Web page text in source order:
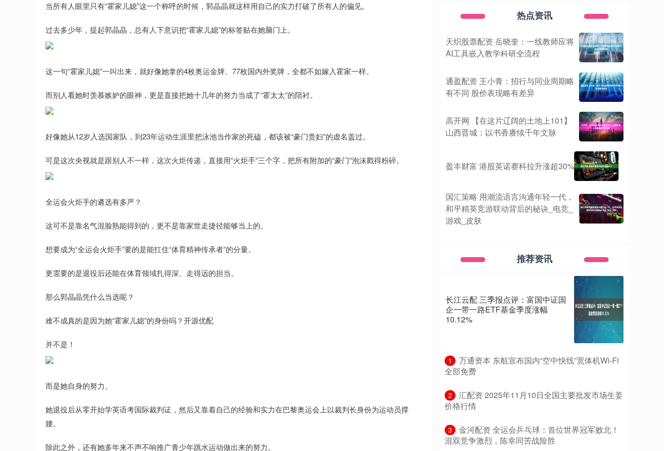
当所有人眼里只有“霍家儿媳”这一个称呼的时候，郭晶晶就这样用自己的实力打破了所有人的偏见。
过去多少年，提起郭晶晶，总有人下意识把“霍家儿媳”的标签贴在她脑门上。
这一句“霍家儿媳”一叫出来，就好像她拿的4枚奥运金牌、77枚国内外奖牌，全都不如嫁入霍家一样。
而别人看她时羡慕嫉妒的眼神，更是直接把她十几年的努力当成了“霍太太”的陪衬。
好像她从12岁入选国家队，到23年运动生涯里把泳池当作家的死磕，都该被“豪门贵妇”的虚名盖过。
可是这次央视就是跟别人不一样，这次火炬传递，直接用“火炬手”三个字，把所有附加的“豪门”泡沫戳得粉碎。
全运会火炬手的遴选有多严？
这可不是靠名气混脸熟能得到的，更不是靠家世走捷径能够当上的。
想要成为“全运会火炬手”要的是能扛住“体育精神传承者”的分量。
更需要的是退役后还能在体育领域扎得深、走得远的担当。
那么郭晶晶凭什么当选呢？
难不成真的是因为她“霍家儿媳”的身份吗？开源优配
并不是！
而是她自身的努力。
她退役后从零开始学英语考国际裁判证，然后又靠着自己的经验和实力在巴黎奥运会上以裁判长身份为运动员撑
腰。
除此之外，还有她多年来不声不响推广青少年跳水运动做出来的努力。
热点资讯
天织股票配资 岳晓奎：一线教师应将
AI工具嵌入教学科研全流程
通盈配资 王小青：招行与同业周期略
有不同 股价表现略有差异
高开网 【在这片辽阔的土地上101】
山西晋城：以书香赓续千年文脉
盈丰财富 港股英诺赛科拉升涨超30%
国汇策略 用潮流语言沟通年轻一代，
和平精英竞游联动背后的秘诀_电竞_
游戏_皮肤
推荐资讯
长江云配 三季报点评：富国中证国
企一带一路ETF基金季度涨幅
10.12%
1
​万通资本 东航宣布国内“空中快线”宽体机Wi-Fi
全部免费
2
​汇配资 2025年11月10日全国主要批发市场生姜
价格行情
3
​金河配资 全运会乒乓球：首位世界冠军败北！
混双竞争激烈，陈幸同苦战险胜